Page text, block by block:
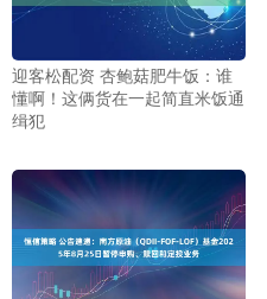
迎客松配资 杏鲍菇肥牛饭：谁
懂啊！这俩货在一起简直米饭通
缉犯